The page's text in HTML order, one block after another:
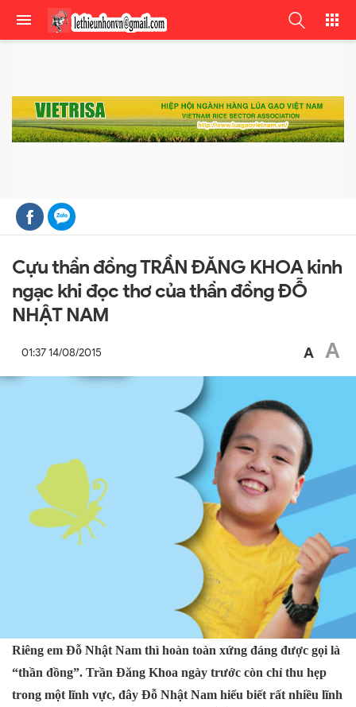
Cựu thần đồng TRẦN ĐĂNG KHOA kinh
ngạc khi đọc thơ của thần đồng ĐỖ
NHẬT NAM
01:37 14/08/2015 A A
Riêng em Đỗ Nhật Nam thì hoàn toàn xứng đáng được gọi là
“thần đồng”. Trần Đăng Khoa ngày trước còn chỉ thu hẹp
trong một lĩnh vực, đây Đỗ Nhật Nam hiểu biết rất nhiều lĩnh